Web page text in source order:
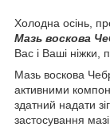
Холодна осінь,
Мазь воскова
Вас і Ваші ніжки,
Мазь воскова
активними
здатний надати
застосування